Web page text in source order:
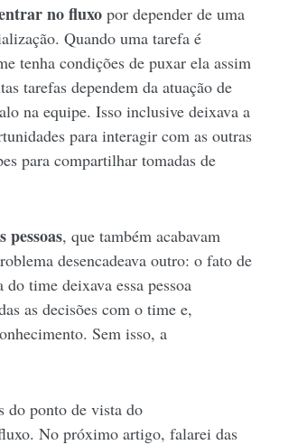
no fluxopor depender de uma
Quando uma tarefa é
tenha condições de puxar ela assim
tarefas dependem da atuação de
na equipe. Isso inclusive deixava a
para interagir com as outras
para compartilhar tomadas de
pessoas, que também acabavam
desencadeava outro: o fato de
do time deixava essa pessoa
as decisões com o time e,
Sem isso, a
do ponto de vista do
No próximo artigo, falarei das